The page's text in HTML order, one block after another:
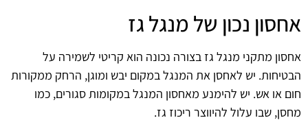
אחסון נכון של מנגל גז
אחסון מתקני מנגל גז בצורה נכונה הוא קריטי לשמירה על
הבטיחות. יש לאחסן את המנגל במקום יבש ומוגן, הרחק ממקורות
חום או אש. יש להימנע מאחסון המנגל במקומות סגורים, כמו
מחסן, שבו עלול להיווצר ריכוז גז.